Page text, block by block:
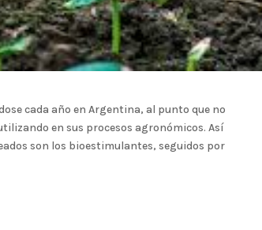
cada año en Argentina, al punto que no
en sus procesos agronómicos. Así
son los bioestimulantes, seguidos por